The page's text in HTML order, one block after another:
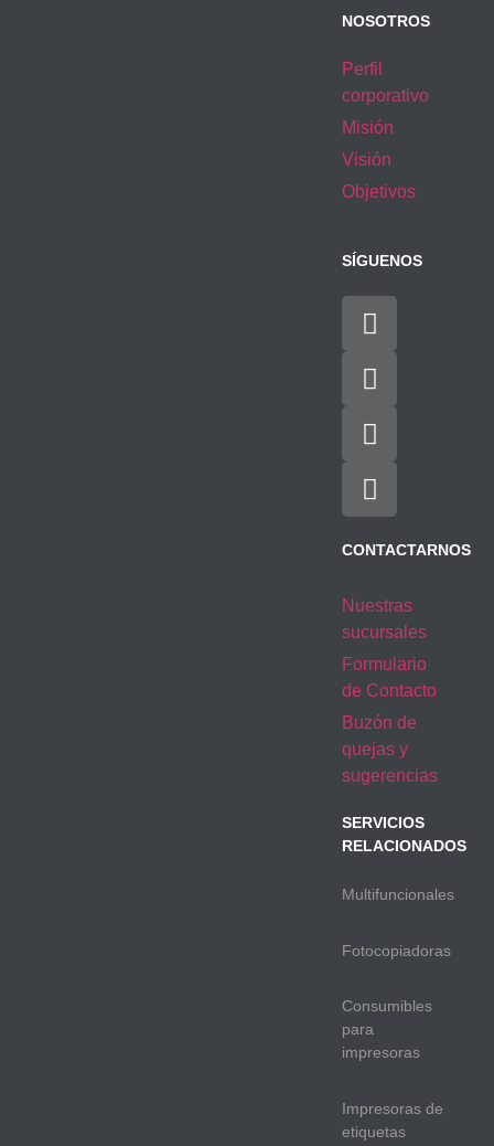
NOSOTROS
Perfil
corporativo
Misión
Visión
Objetivos
SÍGUENOS
CONTACTARNOS
Nuestras
sucursales
Formulario
de Contacto
Buzón de
quejas y
sugerencias
SERVICIOS
RELACIONADOS
Multifuncionales
Fotocopiadoras
Consumibles
para
impresoras
Impresoras de
etiquetas